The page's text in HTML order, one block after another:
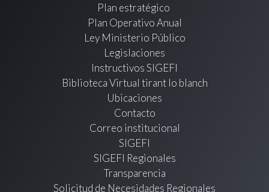
Plan estratégico
Plan Operativo Anual
Ley Ministerio Público
Legislaciones
Instructivos SIGEFI
Biblioteca Virtual tirant lo blanch
Ubicaciones
Contacto
Correo institucional
SIGEFI
SIGEFI Regionales
Transparencia
Solicitud de Necesidades Regionales